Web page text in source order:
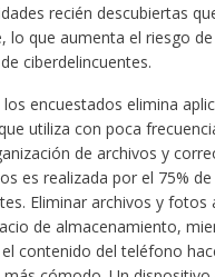
recién descubiertas
lo que aumenta el riesgo
ciberdelincuentes.
los encuestados elimina
utiliza con poca
de archivos y
es realizada por el 75% de
Eliminar archivos y fotos
de almacenamiento,
contenido del teléfono